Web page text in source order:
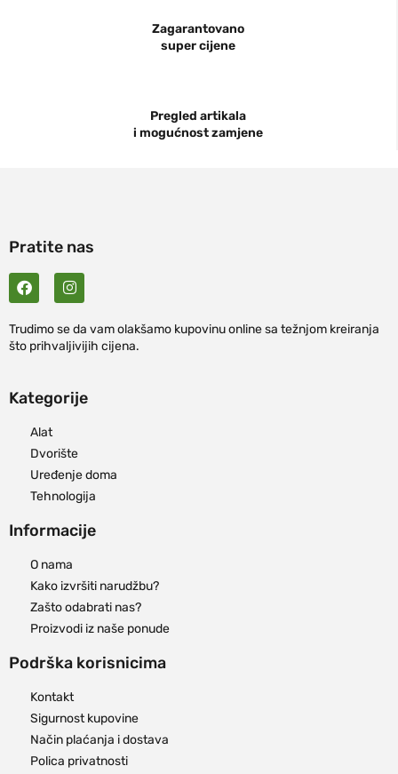
Zagarantovano
super cijene
Pregled artikala
i mogućnost zamjene
Pratite nas
Trudimo se da vam olakšamo kupovinu online sa težnjom kreiranja
što prihvaljivijih cijena.
Kategorije
Alat
Dvorište
Uređenje doma
Tehnologija
Informacije
O nama
Kako izvršiti narudžbu?
Zašto odabrati nas?
Proizvodi iz naše ponude
Podrška korisnicima
Kontakt
Sigurnost kupovine
Način plaćanja i dostava
Polica privatnosti